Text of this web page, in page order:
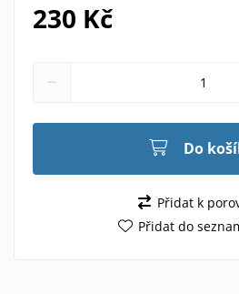
230 Kč
Do
Přidat k
Přidat do